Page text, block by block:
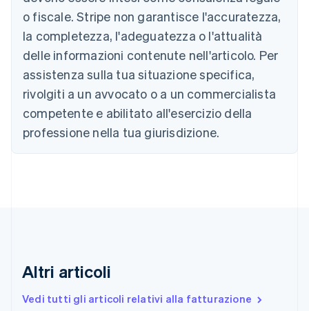
o fiscale. Stripe non garantisce l'accuratezza,
la completezza, l'adeguatezza o l'attualità
delle informazioni contenute nell'articolo. Per
assistenza sulla tua situazione specifica,
rivolgiti a un avvocato o a un commercialista
competente e abilitato all'esercizio della
professione nella tua giurisdizione.
Altri articoli
Vedi tutti gli articoli relativi alla fatturazione
PortuguêsEnglish
Bulgaria
English
Canada
English Français
Cina continentale
Cipro
English
EnglishSvenska
FrançaisEnglish